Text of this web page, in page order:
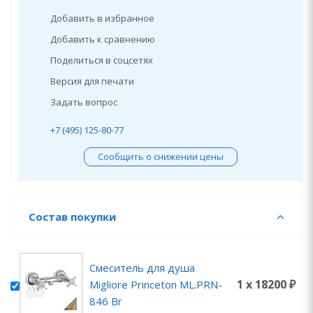
Добавить в избранное
Добавить к сравнению
Поделиться в соцсетях
Версия для печати
Задать вопрос
+7 (495) 125-80-77
Сообщить о снижении цены
Состав покупки
Смеситель для душа
Migliore Princeton ML.PRN-
846 Br
1 x 18200 ₽